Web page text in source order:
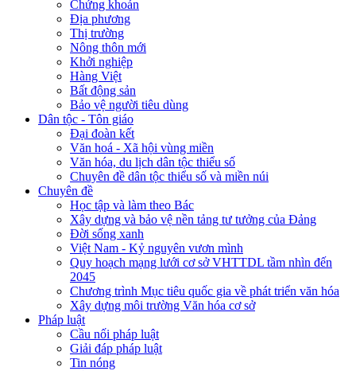
Chứng khoán
Địa phương
Thị trường
Nông thôn mới
Khởi nghiệp
Hàng Việt
Bất động sản
Bảo vệ người tiêu dùng
Dân tộc - Tôn giáo
Đại đoàn kết
Văn hoá - Xã hội vùng miền
Văn hóa, du lịch dân tộc thiểu số
Chuyên đề dân tộc thiểu số và miền núi
Chuyên đề
Học tập và làm theo Bác
Xây dựng và bảo vệ nền tảng tư tưởng của Đảng
Đời sống xanh
Việt Nam - Kỷ nguyên vươn mình
Quy hoạch mạng lưới cơ sở VHTTDL tầm nhìn đến
2045
Chương trình Mục tiêu quốc gia về phát triển văn hóa
Xây dựng môi trường Văn hóa cơ sở
Pháp luật
Cầu nối pháp luật
Giải đáp pháp luật
Tin nóng